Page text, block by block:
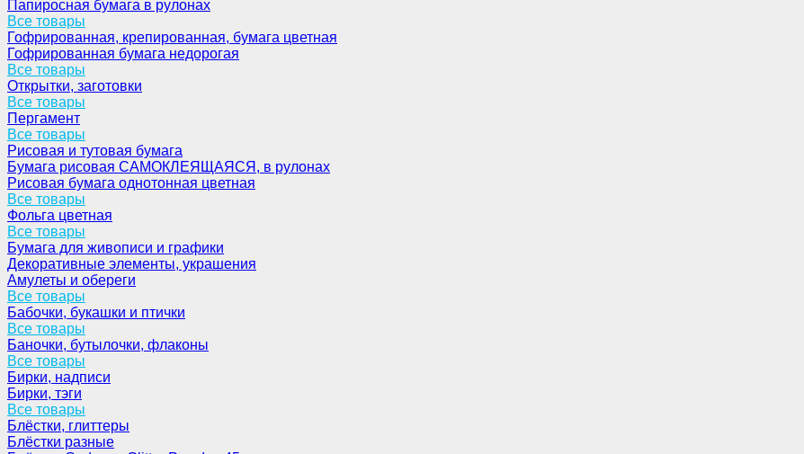
Папиросная бумага в рулонах
Все товары
Гофрированная, крепированная, бумага цветная
Гофрированная бумага недорогая
Все товары
Открытки, заготовки
Все товары
Пергамент
Все товары
Рисовая и тутовая бумага
Бумага рисовая САМОКЛЕЯЩАЯСЯ, в рулонах
Рисовая бумага однотонная цветная
Все товары
Фольга цветная
Все товары
Бумага для живописи и графики
Декоративные элементы, украшения
Амулеты и обереги
Все товары
Бабочки, букашки и птички
Все товары
Баночки, бутылочки, флаконы
Все товары
Бирки, надписи
Бирки, тэги
Все товары
Блёстки, глиттеры
Блёстки разные